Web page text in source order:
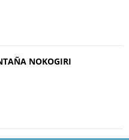
NOKOGIRI